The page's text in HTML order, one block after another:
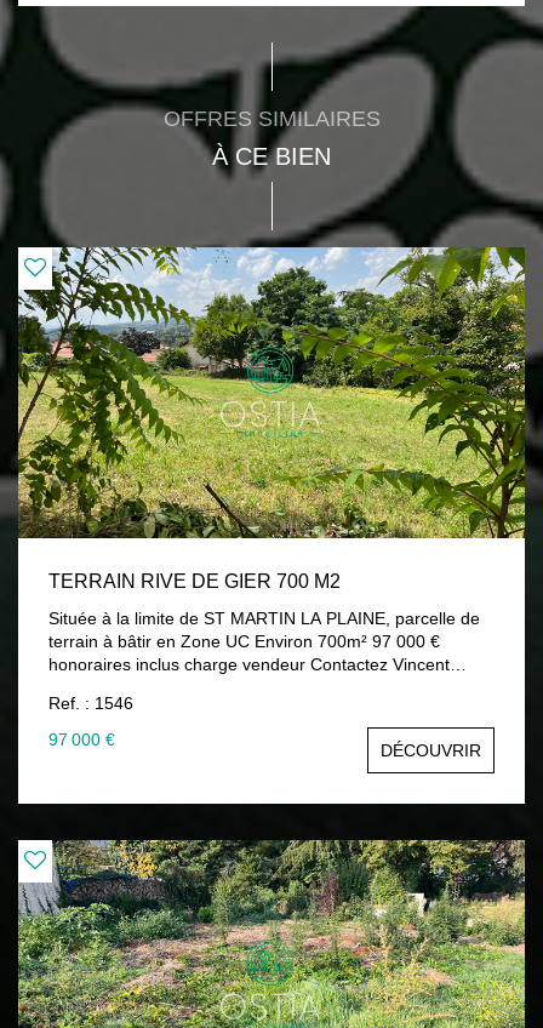
OFFRES SIMILAIRES
À CE BIEN
TERRAIN RIVE DE GIER 700 M2
Située à la limite de ST MARTIN LA PLAINE, parcelle de
terrain à bâtir en Zone UC Environ 700m² 97 000 €
honoraires inclus charge vendeur Contactez Vincent
au RSAC ST ETIENNE 482 048 766 04 77 52 88 80
www.ostiaimmobilier.fr Les informations sur les risques
auxquels ce bien est exposé sont disponibles sur le site
Ref. : 1546
97 000 €
DÉCOUVRIR